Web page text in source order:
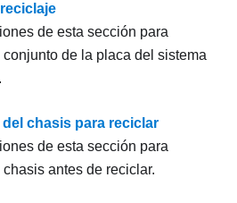
de esta sección para
de la placa del sistema
del chasis para reciclar
de esta sección para
antes de reciclar.